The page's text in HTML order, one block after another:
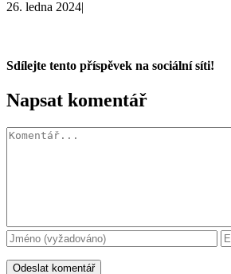
26. ledna 2024|
Sdílejte tento příspěvek na sociální síti!
Facebook
X
WhatsApp
Napsat komentář
Komentář